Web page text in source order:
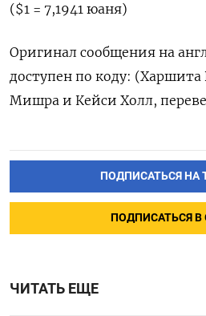
($1 = 7,1941 юаня)
Оригинал сообщения на
доступен по коду: (Харшита
Мишра и Кейси Холл,
ПОДПИСАТЬСЯ НА
ПОДПИСАТЬСЯ В
ЧИТАТЬ ЕЩЕ